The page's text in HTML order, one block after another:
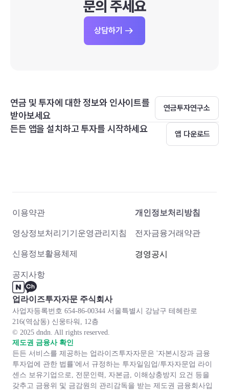
문의 주세요
상담하기
연금 및 투자에 대한 정보와 인사이트를
받아보세요
연금투자연구소
든든 앱을 설치하고 투자를 시작하세요 앱 다운로드
이용약관 개인정보처리방침
영상정보처리기기운영관리지침 전자금융거래약관
신용정보활용체제 경영공시
공지사항
업라이즈투자자문 주식회사
사업자등록번호 654-86-00344 서울특별시 강남구 테헤란로
216(역삼동) 신웅타워, 12층
© 2025 dndn. All rights reserved.
제도권 금융사 확인
든든 서비스를 제공하는 업라이즈투자자문은 '자본시장과 금융
투자업에 관한 법률'에서 규정하는 투자일임업/투자자문업 라이
센스 보유기업으로, 전문인력, 자본금, 이해상충방지 요건 등을
갖추고 금융위 및 금감원의 관리감독을 받는 제도권 금융회사입